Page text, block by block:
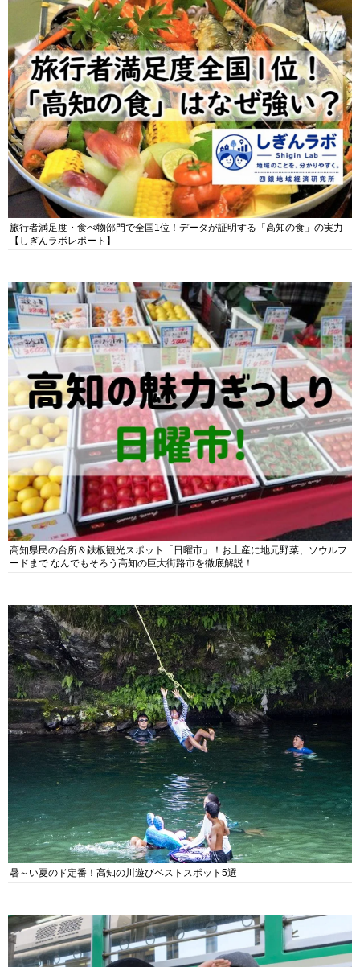
旅行者満足度・食べ物部門で全国1位！データが証明する「高知の食」の実力
【しぎんラボレポート】
高知県民の台所＆鉄板観光スポット「日曜市」！お土産に地元野菜、ソウルフ
ードまで なんでもそろう高知の巨大街路市を徹底解説！
暑～い夏のド定番！高知の川遊びベストスポット5選